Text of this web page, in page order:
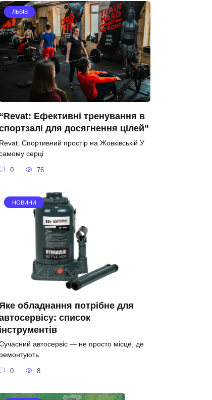
ЛЬВІВ
“Revat: Ефективні тренування в
для досягнення цілей”
Revat: Спортивний простір на Жовківській У
серці
0 76
НОВИНИ
Яке обладнання потрібне для
список
інструментів
автосервіс — не просто місце, де
ремонтують
0 8